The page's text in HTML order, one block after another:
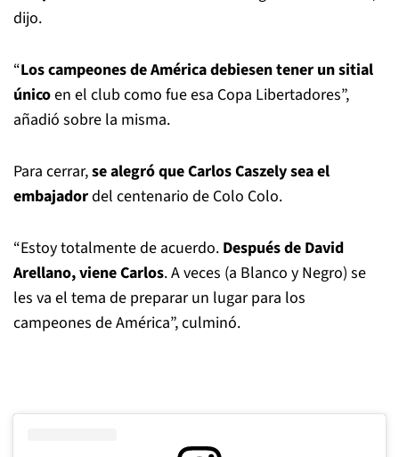
dijo.
“Los campeones de América debiesen tener un sitial
únicoen el club como fue esa Copa Libertadores”,
añadió sobre la misma.
Para cerrar,se alegró que Carlos Caszely sea el
embajadordel centenario de Colo Colo.
“Estoy totalmente de acuerdo. Después de David
Arellano, viene Carlos. A veces (a Blanco y Negro) se
les va el tema de preparar un lugar para los
campeones de América”, culminó.